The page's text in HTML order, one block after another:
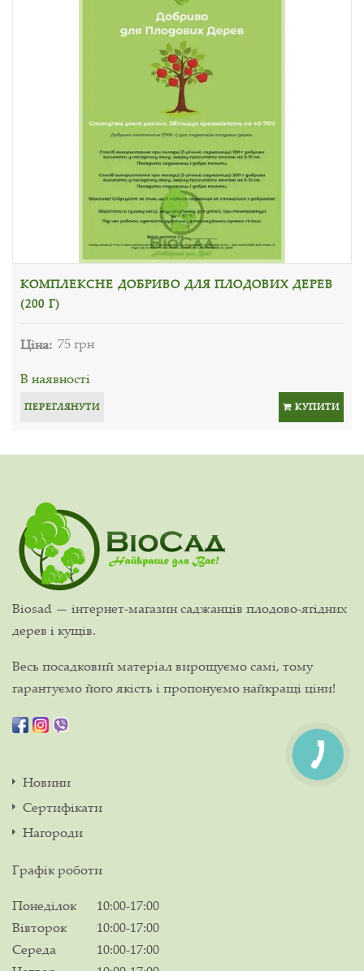
КОМПЛЕКСНЕ ДОБРИВО ДЛЯ ПЛОДОВИХ ДЕРЕВ
(200 Г)
Ціна: 75 грн
В наявності
ПЕРЕГЛЯНУТИ КУПИТИ
Biosad — інтернет-магазин саджанців плодово-ягідних
дерев і кущів.
Весь посадковий матеріал вирощуємо самі, тому
гарантуємо його якість і пропонуємо найкращі ціни!
Новини
Сертифікати
Нагороди
Графік роботи
Понеділок
10:00-17:00
Вівторок
10:00-17:00
Середа
10:00-17:00